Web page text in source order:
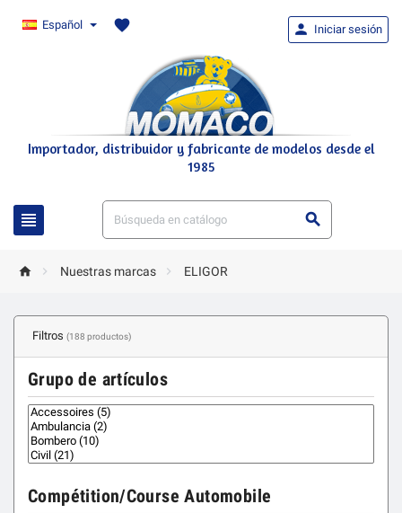
Español favorite
Importador, distribuidor y fabricante de modelos desde el
1985
 
 Iniciar sesión
  Nuestras marcas  ELIGOR
Filtros (188 productos)
Grupo de artículos
Compétition/Course Automobile